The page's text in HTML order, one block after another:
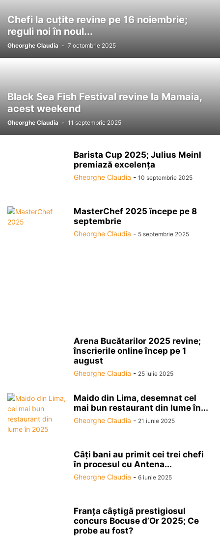
Chefi la cuțite revine pe 16 noiembrie;
reguli noi în noul...
Gheorghe Claudia - 7 octombrie 2025
Black Sea Fish Festival revine la Mamaia,
acest weekend
Gheorghe Claudia - 11 septembrie 2025
Barista Cup 2025; Julius Meinl
premiază excelența
Gheorghe Claudia - 10 septembrie 2025
MasterChef 2025 începe pe 8
septembrie
Gheorghe Claudia - 5 septembrie 2025
Arena Bucătarilor 2025 revine;
înscrierile online încep pe 1
august
Gheorghe Claudia - 25 iulie 2025
Maido din Lima, desemnat cel
mai bun restaurant din lume în...
Gheorghe Claudia - 21 iunie 2025
Câți bani au primit cei trei chefi
în procesul cu Antena...
Gheorghe Claudia - 6 iunie 2025
Franța câștigă prestigiosul
concurs Bocuse d’Or 2025; Ce
probe au fost?